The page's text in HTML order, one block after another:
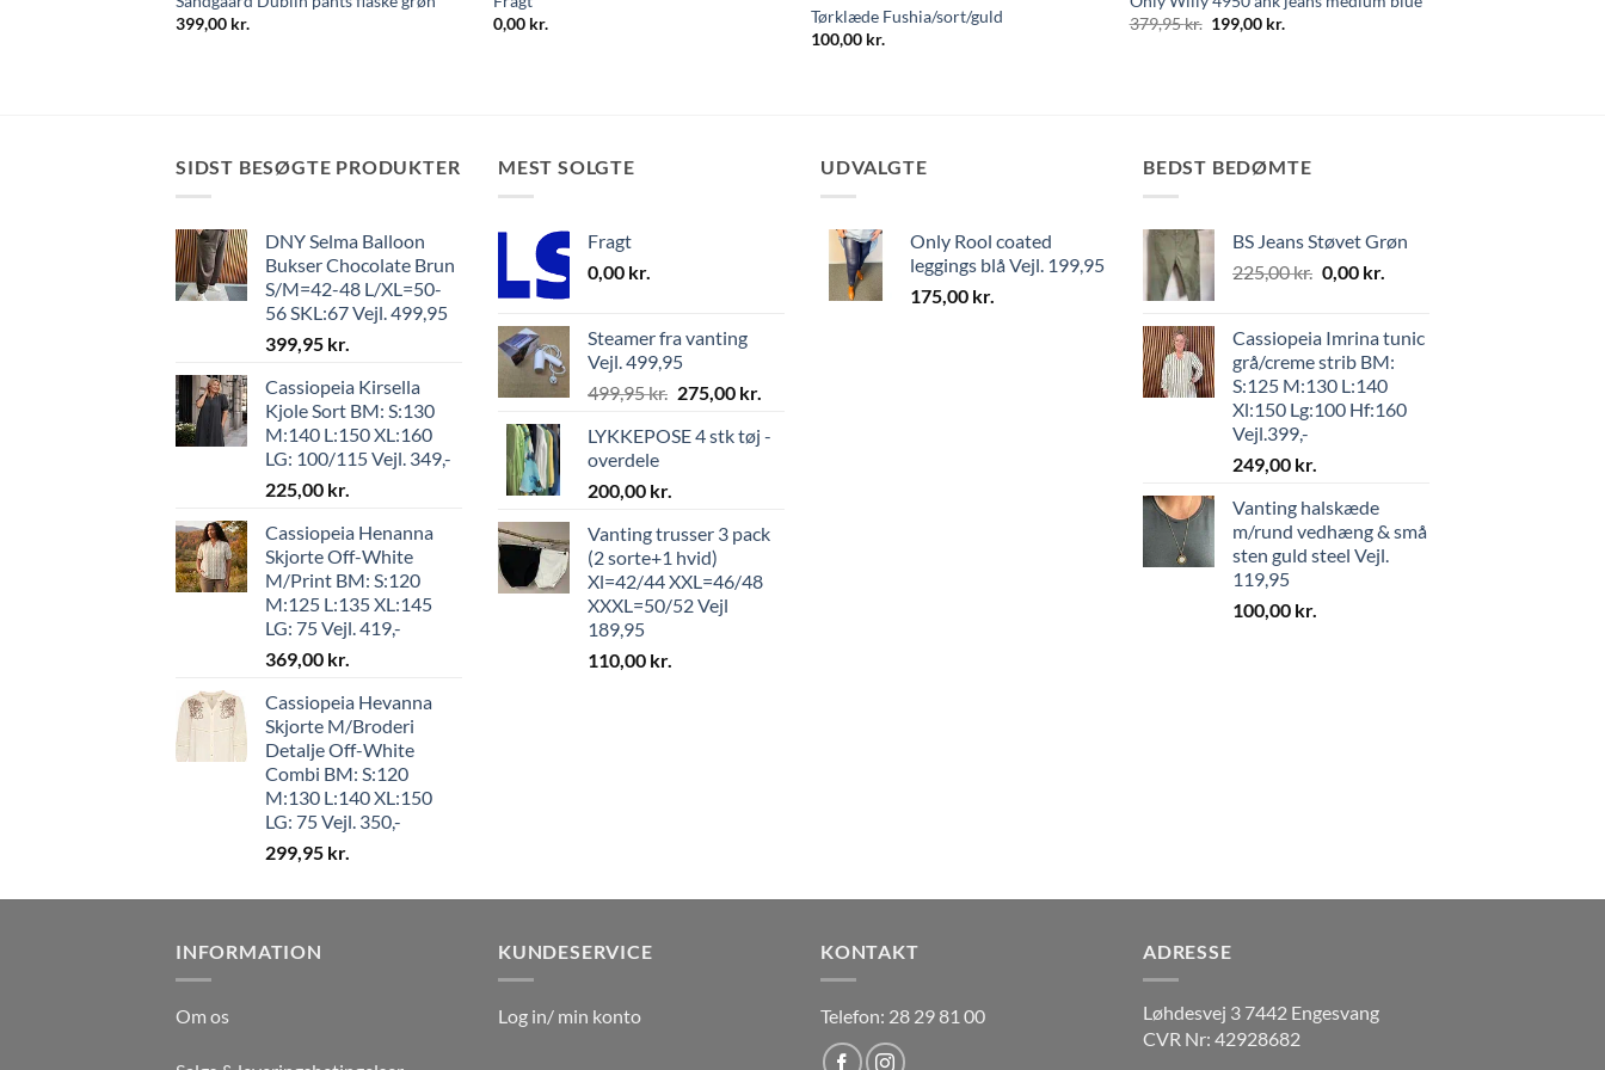
399,00 kr.
0,00 kr.
Tørklæde Fushia/sort/guld
100,00 kr.
379,95kr. 199,00 kr.
SIDST BESØGTE PRODUKTER
DNY Selma Balloon
Bukser Chocolate Brun
S/M=42-48 L/XL=50-
56 SKL:67 Vejl. 499,95
399,95 kr.
Cassiopeia Kirsella
Kjole Sort BM: S:130
M:140 L:150 XL:160
LG: 100/115 Vejl. 349,-
225,00 kr.
Cassiopeia Henanna
Skjorte Off-White
M/Print BM: S:120
M:125 L:135 XL:145
LG: 75 Vejl. 419,-
369,00 kr.
Cassiopeia Hevanna
Skjorte M/Broderi
Detalje Off-White
Combi BM: S:120
M:130 L:140 XL:150
LG: 75 Vejl. 350,-
299,95 kr.
MEST SOLGTE
Fragt
0,00 kr.
Steamer fra vanting
Vejl. 499,95
499,95kr. 275,00 kr.
LYKKEPOSE 4 stk tøj -
overdele
200,00 kr.
Vanting trusser 3 pack
(2 sorte+1 hvid)
Xl=42/44 XXL=46/48
XXXL=50/52 Vejl
189,95
110,00 kr.
UDVALGTE
Only Rool coated
leggings blå Vejl. 199,95
175,00 kr.
BEDST BEDØMTE
BS Jeans Støvet Grøn
225,00kr. 0,00 kr.
Cassiopeia Imrina tunic
grå/creme strib BM:
S:125 M:130 L:140
Xl:150 Lg:100 Hf:160
Vejl.399,-
249,00 kr.
Vanting halskæde
m/rund vedhæng & små
sten guld steel Vejl.
119,95
100,00 kr.
INFORMATION
Om os
KUNDESERVICE
Log in/ min konto
KONTAKT
Telefon: 28 29 81 00
ADRESSE
Løhdesvej 3 7442 Engesvang
CVR Nr: 42928682